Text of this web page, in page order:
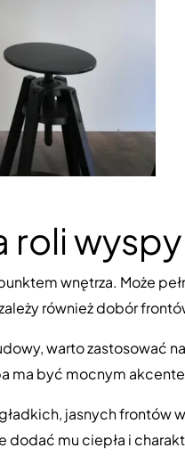
roli
wnętrza. Może
również dobór
warto zastosować
być mocnym
jasnych
dodać mu ciepła i